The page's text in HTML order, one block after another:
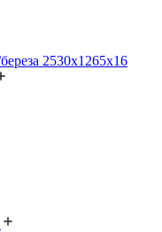
2530х1265х16